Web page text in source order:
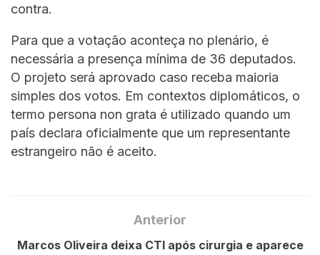
contra.
Para que a votação aconteça no plenário, é
necessária a presença mínima de 36 deputados.
O projeto será aprovado caso receba maioria
simples dos votos. Em contextos diplomáticos, o
termo persona non grata é utilizado quando um
país declara oficialmente que um representante
estrangeiro não é aceito.
Anterior
Marcos Oliveira deixa CTI após cirurgia e aparece